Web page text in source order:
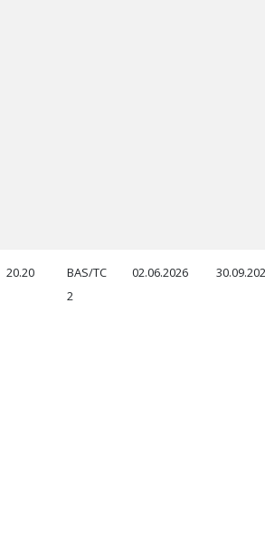
20.20
BAS/TC
2
02.06.2026